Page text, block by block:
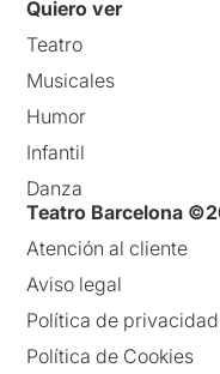
Quiero ver
Teatro
Musicales
Humor
Infantil
Danza
Teatro Barcelona
Atención al cliente
Aviso legal
Política de privacidad
Política de Cookies